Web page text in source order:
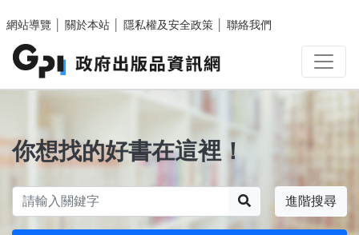
網站導覽
關於本站 隱私權及安全政策 聯絡我們
你想找的好書在這裡！
進階搜尋